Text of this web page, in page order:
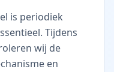
is periodiek
Tijdens
wij de
en